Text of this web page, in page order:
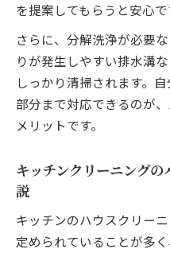
を提案してもらうと安心で
さらに、分解洗浄が必要
りが発生しやすい排水溝
しっかり清掃されます。
部分まで対応できるのが
メリットです。
キッチンクリーニング
説
キッチンのハウスクリー
定められていることが多